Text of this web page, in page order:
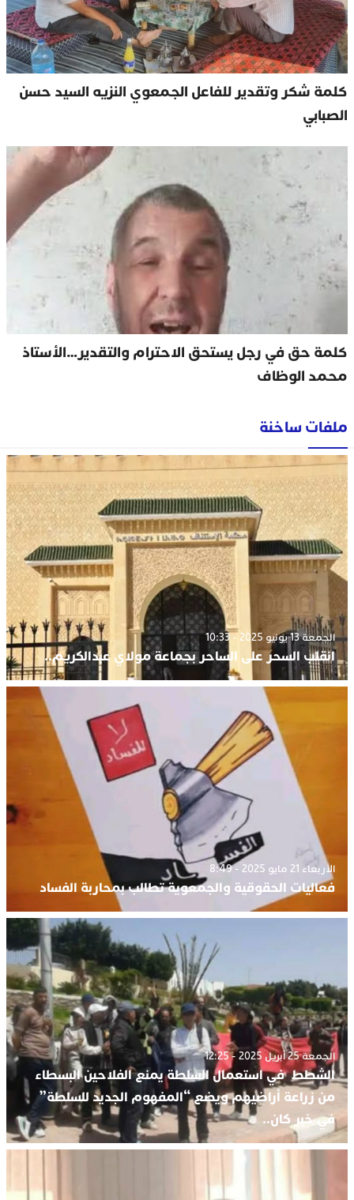
كلمة شكر وتقدير للفاعل الجمعوي النزيه السيد حسن
الصبابي
كلمة حق في رجل يستحق الاحترام والتقدير…الأستاذ
محمد الوظاف
ملفات ساخنة
الجمعة 13 يونيو 2025 - 10:33
انقلب السحر على الساحر بجماعة مولاي عبدالكريم..
الأربعاء 21 مايو 2025 - 8:49
فعاليات الحقوقية والجمعوية تطالب بمحاربة الفساد
الجمعة 25 أبريل 2025 - 12:25
الشطط في استعمال السلطة يمنع الفلاحين البسطاء
من زراعة أراضيهم ويضع “المفهوم الجديد للسلطة”
في خبر كان..